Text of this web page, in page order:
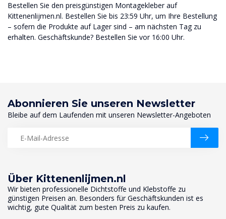
Bestellen Sie den preisgünstigen Montagekleber auf
Kittenenlijmen.nl. Bestellen Sie bis 23:59 Uhr, um Ihre Bestellung
– sofern die Produkte auf Lager sind – am nächsten Tag zu
erhalten. Geschäftskunde? Bestellen Sie vor 16:00 Uhr.
Über Kittenenlijmen.nl
Wir bieten professionelle Dichtstoffe und Klebstoffe zu
günstigen Preisen an. Besonders für Geschäftskunden ist es
wichtig, gute Qualität zum besten Preis zu kaufen.
Abonnieren Sie unseren Newsletter
Bleibe auf dem Laufenden mit unseren Newsletter-Angeboten